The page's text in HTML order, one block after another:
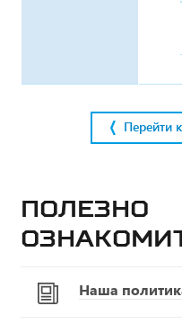
Перейти
Полезно
Наша